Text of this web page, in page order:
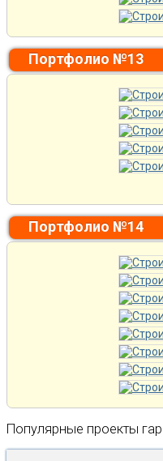
Портфолио №13
Портфолио №14
Популярные проекты